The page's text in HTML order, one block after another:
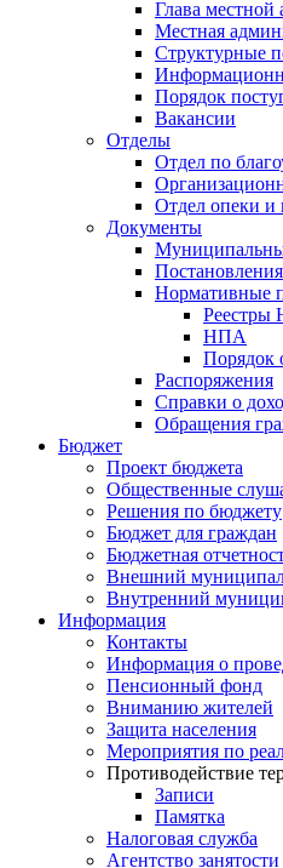
Глава местной
Местная
Структурные
Порядок
Вакансии
Отделы
Отдел по
Отдел опеки и
Документы
Постановления
Нормативные
Реестры
НПА
Порядок
Распоряжения
Справки о
Обращения
Бюджет
Проект бюджета
Общественные
Решения по бюджету
Бюджет для граждан
Бюджетная
Внешний
Внутренний
Информация
Контакты
Информация о
Пенсионный фонд
Вниманию жителей
Защита населения
Мероприятия по
Противодействие
Записи
Памятка
Налоговая служба
Агентство занятости